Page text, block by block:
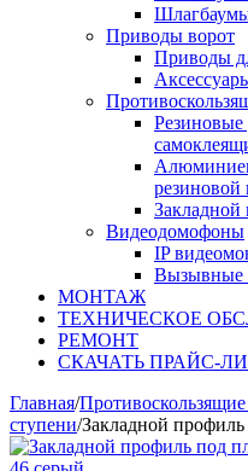
Приводы ворот
Приводы
Резиновые
резиновой
Закладной
Видеодомофоны
IP
Вызывные
МОНТАЖ
ТЕХНИЧЕСКОЕ
РЕМОНТ
СКАЧАТЬ ПРАЙС-
Главная/
ступени/Закладной